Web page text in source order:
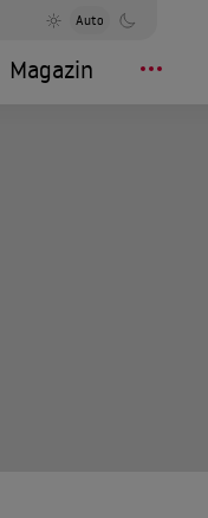
Auto
Magazin